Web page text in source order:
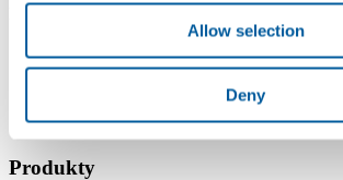
Allow selection
Deny
LinkedIn Facebook YouTube Instagram
Produkty